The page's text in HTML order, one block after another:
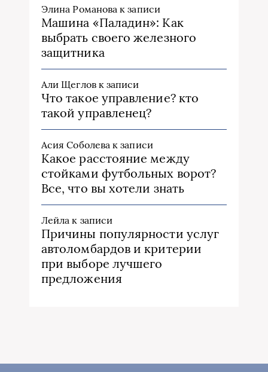
Элина Романова к записи
Машина «Паладин»: Как
выбрать своего железного
защитника
Али Щегловк записи
Что такое управление? кто
такой управленец?
Асия Соболева к записи
Какое расстояние между
стойками футбольных ворот?
Все, что вы хотели знать
Лейла к записи
Причины популярности услуг
автоломбардов и критерии
при выборе лучшего
предложения